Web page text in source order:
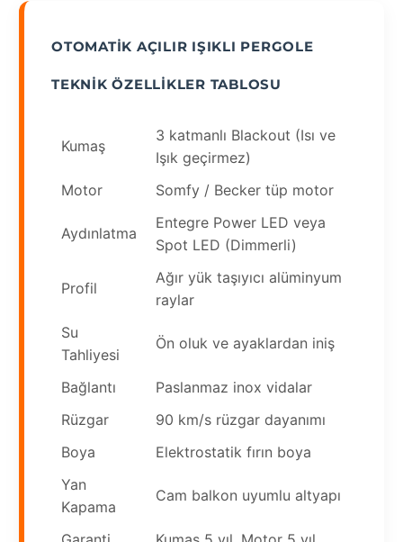
OTOMATIK AÇILIR IŞIKLI PERGOLE
TEKNIK ÖZELLIKLER TABLOSU
Kumaş
3 katmanlı Blackout (Isı ve
Işık geçirmez)
Motor
Somfy / Becker tüp motor
Aydınlatma
Entegre Power LED veya
Spot LED (Dimmerli)
Profil
Ağır yük taşıyıcı alüminyum
raylar
Su
Tahliyesi
Ön oluk ve ayaklardan iniş
Bağlantı
Paslanmaz inox vidalar
Rüzgar
90 km/s rüzgar dayanımı
Boya
Elektrostatik fırın boya
Yan
Kapama
Cam balkon uyumlu altyapı